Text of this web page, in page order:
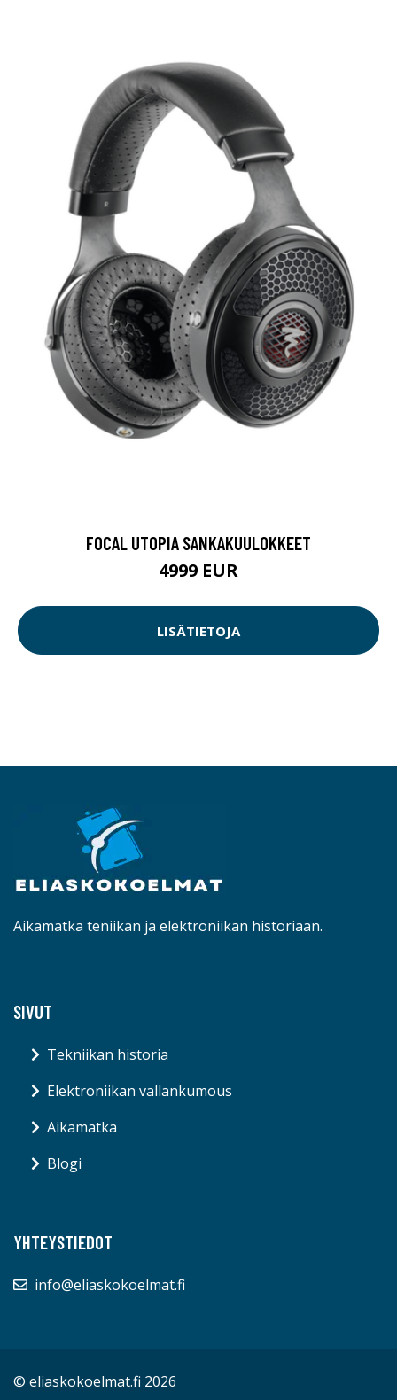
FOCAL UTOPIA SANKAKUULOKKEET
4999 EUR
LISÄTIETOJA
Aikamatka teniikan ja elektroniikan historiaan.
SIVUT
Tekniikan historia
Elektroniikan vallankumous
Aikamatka
Blogi
YHTEYSTIEDOT
info@eliaskokoelmat.fi
© eliaskokoelmat.fi 2026